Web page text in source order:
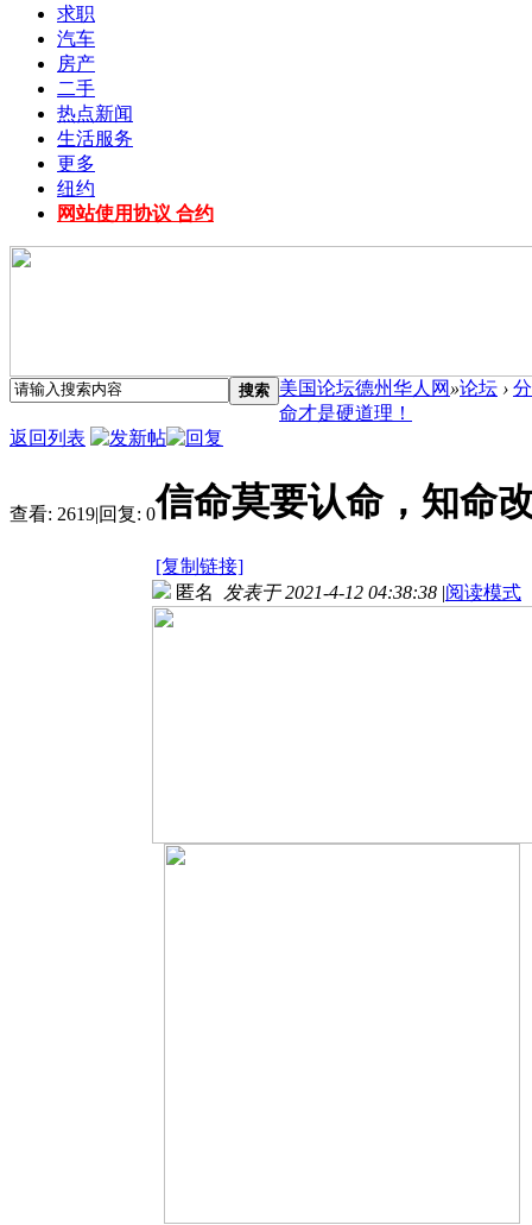
求职
汽车
房产
二手
热点新闻
生活服务
更多
纽约
网站使用协议 合约
搜索 美国论坛德州华人网 »论坛 ›
命才是硬道理！
返回列表
查看: 2619|回复: 0信命莫要认命，知命
[复制链接]
匿名 发表于 2021-4-12 04:38:38 |阅读模式